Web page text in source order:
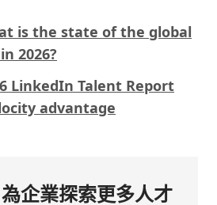
is the state of the global
2026?
LinkedIn Talent Report
advantage
企業探索更多人才